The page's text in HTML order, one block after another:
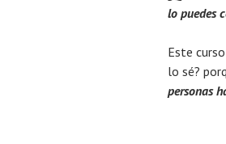
lo puedes
Este
lo sé?
personas